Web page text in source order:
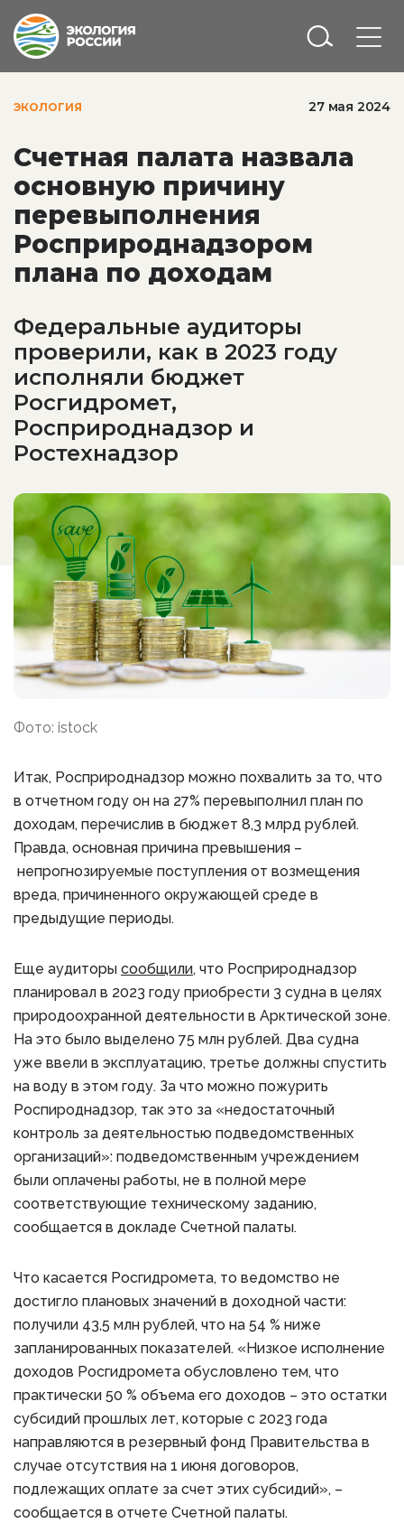
ЭКОЛОГИЯ 27 мая 2024
Счетная палата назвала
основную причину
перевыполнения
Росприроднадзором
плана по доходам
Федеральные аудиторы
проверили, как в 2023 году
исполняли бюджет
Росгидромет,
Росприроднадзор и
Ростехнадзор
Фото: istock
Итак, Росприроднадзор можно похвалить за то, что
в отчетном году он на 27% перевыполнил план по
доходам, перечислив в бюджет 8,3 млрд рублей.
Правда, основная причина превышения –
непрогнозируемые поступления от возмещения
вреда, причиненного окружающей среде в
предыдущие периоды.
Еще аудиторы сообщили, что Росприроднадзор
планировал в 2023 году приобрести 3 судна в целях
природоохранной деятельности в Арктической зоне.
На это было выделено 75 млн рублей. Два судна
уже ввели в эксплуатацию, третье должны спустить
на воду в этом году. За что можно пожурить
Роспироднадзор, так это за «недостаточный
контроль за деятельностью подведомственных
организаций»: подведомственным учреждением
были оплачены работы, не в полной мере
соответствующие техническому заданию,
сообщается в докладе Счетной палаты.
Что касается Росгидромета, то ведомство не
достигло плановых значений в доходной части:
получили 43,5 млн рублей, что на 54 % ниже
запланированных показателей. «Низкое исполнение
доходов Росгидромета обусловлено тем, что
практически 50 % объема его доходов – это остатки
субсидий прошлых лет, которые с 2023 года
направляются в резервный фонд Правительства в
случае отсутствия на 1 июня договоров,
подлежащих оплате за счет этих субсидий», –
сообщается в отчете Счетной палаты.